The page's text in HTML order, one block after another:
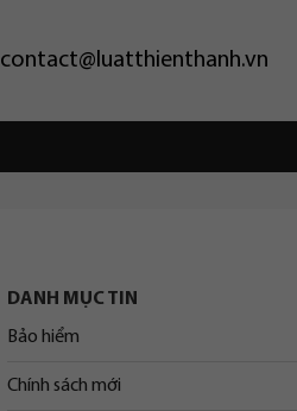
contact@luatthienthanh.vn
DANH MỤC TIN
Bảo hiểm
Chính sách mới